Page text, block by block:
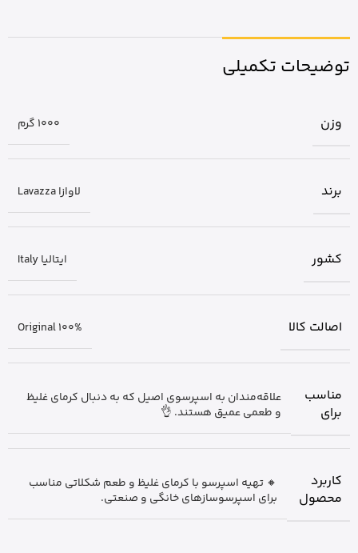
توضیحات تکمیلی
وزن 1000 گرم
برند لاوازا Lavazza
کشور ایتالیا Italy
اصالت کالا Original 100%
مناسب
برای
علاقه‌مندان به اسپرسوی اصیل که به دنبال کرمای غلیظ
و طعمی عمیق هستند. 👌
کاربرد
محصول
🔸 تهیه اسپرسو با کرمای غلیظ و طعم شکلاتی مناسب
برای اسپرسوسازهای خانگی و صنعتی.